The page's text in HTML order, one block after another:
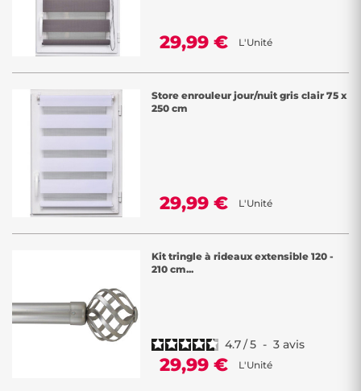
29,99 € L'Unité
Store enrouleur jour/nuit gris clair 75 x
250 cm
29,99 € L'Unité
Kit tringle à rideaux extensible 120 -
210 cm...
4.7/5 - 3 avis
29,99 € L'Unité